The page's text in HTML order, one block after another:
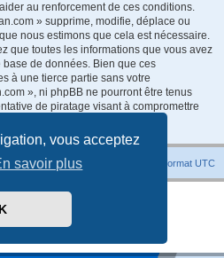
vous acceptez
savoir plus
au renforcement de ces conditions.
» supprime, modifie, déplace ou
nous estimons que cela est nécessaire.
que toutes les informations que vous avez
de données. Bien que ces
à une tierce partie sans votre
», ni phpBB ne pourront être tenus
de piratage visant à compromettre
Heures au format UTC
® Forum Software © phpBB Limited
par
Mazeltof